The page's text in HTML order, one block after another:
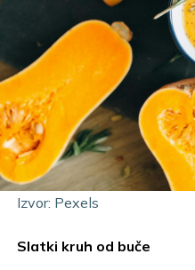
Izvor: Pexels
Slatki kruh od buče